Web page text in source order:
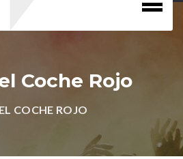
Coche Rojo
COCHE ROJO